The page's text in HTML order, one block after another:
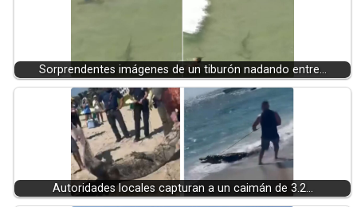
Sorprendentes imágenes de un tiburón nadando entre…
Autoridades locales capturan a un caimán de 3.2…